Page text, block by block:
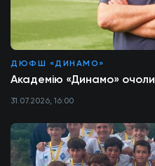
ДЮФШ «ДИНАМО»
Академію «Динамо»
31.07.2026, 16:00